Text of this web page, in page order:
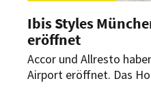
Ibis Styles
eröffnet
Accor und Allresto
Airport eröffnet. Das